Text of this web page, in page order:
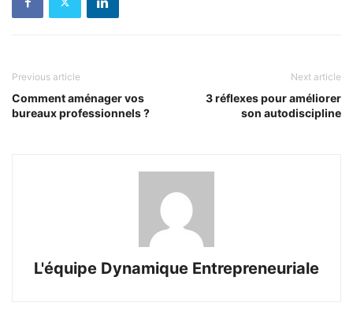
Previous article
Comment aménager vos
bureaux professionnels ?
Next article
3 réflexes pour améliorer
son autodiscipline
L'équipe Dynamique Entrepreneuriale